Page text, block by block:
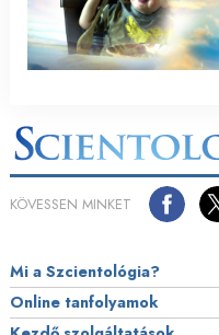
KÖVESSEN MINKET
Mi a Szcientológia?
Online tanfolyamok